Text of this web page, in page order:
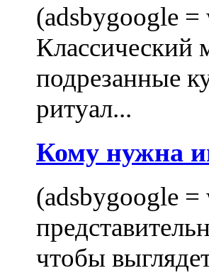
(adsbygoogle
Классический
подрезанные
ритуал...
Кому нужна
(adsbygoogle
чтобы